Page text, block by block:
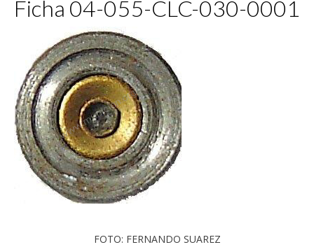
Ficha 04-055-CLC-030-0001
FOTO: FERNANDO SUAREZ